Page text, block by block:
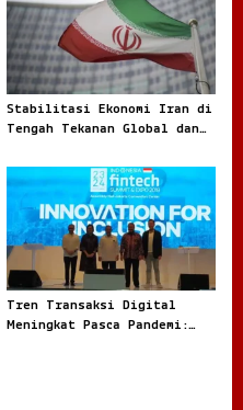
Stabilitasi Ekonomi Iran di
Tengah Tekanan Global dan
Tren Transaksi Digital
Meningkat Pasca Pandemi: